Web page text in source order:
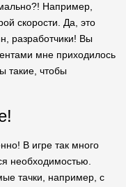
Например,
скорости. Да, это
разработчики! Вы
мне приходилось
такие, чтобы
В игре так много
необходимостью.
тачки, например, с